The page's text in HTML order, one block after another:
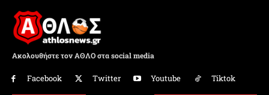
Ακολουθήστε τον ΑΘΛΟ στα social media
Facebook Twitter Youtube Tiktok